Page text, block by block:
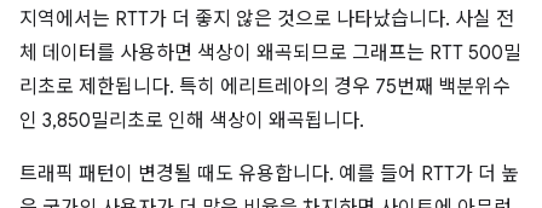
지역에서는 RTT가 더 좋지 않은 것으로 나타났습니다. 사실 전
체 데이터를 사용하면 색상이 왜곡되므로 그래프는 RTT 500밀
리초로 제한됩니다. 특히 에리트레아의 경우 75번째 백분위수
인 3,850밀리초로 인해 색상이 왜곡됩니다.
트래픽 패턴이 변경될 때도 유용합니다. 예를 들어 RTT가 더 높